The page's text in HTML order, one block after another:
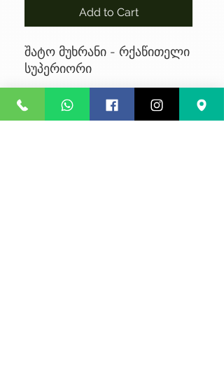
Add to Cart
შატო მუხრანი - რქაწითელი
სუპერიორი